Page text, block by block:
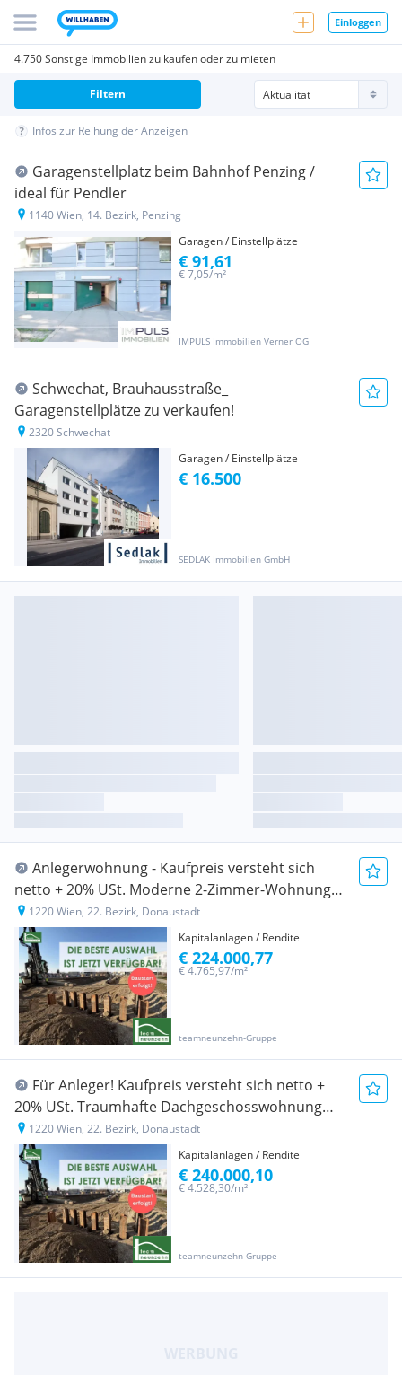
Einloggen
4.750 Sonstige Immobilien zu kaufen oder zu mieten
Filtern
Infos zur Reihung der Anzeigen
Garagenstellplatz beim Bahnhof Penzing /
ideal für Pendler
1140 Wien, 14. Bezirk, Penzing
Garagen / Einstellplätze
IMPULS Immobilien Verner OG
€ 7,05/m²
€ 91,61
Schwechat, Brauhausstraße_
Garagenstellplätze zu verkaufen!
2320 Schwechat
Garagen / Einstellplätze
SEDLAK Immobilien GmbH
€ 16.500
Anlegerwohnung - Kaufpreis versteht sich
netto + 20% USt. Moderne 2-Zimmer-Wohnung
mit Freifläche in Top-Lage - JETZT ANFRAGEN
1220 Wien, 22. Bezirk, Donaustadt
Kapitalanlagen / Rendite
teamneunzehn-Gruppe
€ 4.765,97/m²
€ 224.000,77
Für Anleger! Kaufpreis versteht sich netto +
20% USt. Traumhafte Dachgeschosswohnung
mit Dachterrasse mit Gartenfläche! - JETZT
ZUSCHLAGEN
1220 Wien, 22. Bezirk, Donaustadt
Kapitalanlagen / Rendite
teamneunzehn-Gruppe
€ 4.528,30/m²
€ 240.000,10